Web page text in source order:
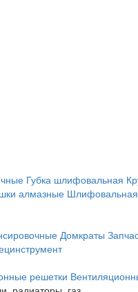
Губка шлифовальная
алмазные Шлифовальная
Домкраты
решетки